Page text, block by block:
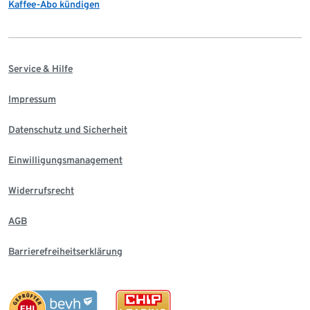
Kaffee-Abo kündigen
Service & Hilfe
Impressum
Datenschutz und Sicherheit
Einwilligungsmanagement
Widerrufsrecht
AGB
Barrierefreiheitserklärung